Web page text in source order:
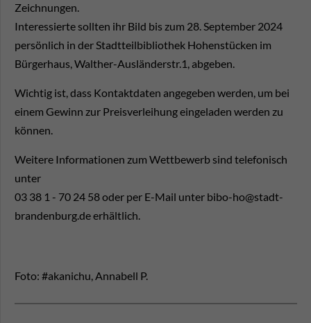
Zeichnungen.
Interessierte sollten ihr Bild bis zum 28. September 2024
persönlich in der Stadtteilbibliothek Hohenstücken im
Bürgerhaus, Walther-Ausländerstr.1, abgeben.
Wichtig ist, dass Kontaktdaten angegeben werden, um bei
einem Gewinn zur Preisverleihung eingeladen werden zu
können.
Weitere Informationen zum Wettbewerb sind telefonisch
unter
03 38 1 - 70 24 58 oder per E-Mail unter bibo-ho@stadt-
brandenburg.de erhältlich.
Foto: #akanichu, Annabell P.